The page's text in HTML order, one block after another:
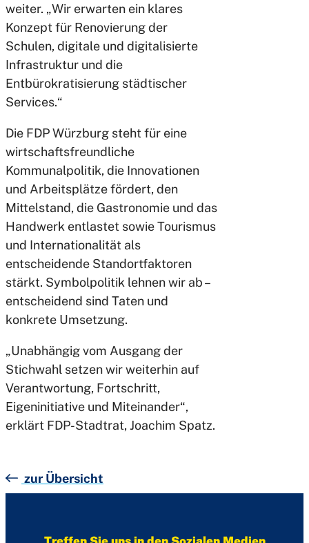
weiter. „Wir erwarten ein klares
Konzept für Renovierung der
Schulen, digitale und digitalisierte
Infrastruktur und die
Entbürokratisierung städtischer
Services.“
Die FDP Würzburg steht für eine
wirtschaftsfreundliche
Kommunalpolitik, die Innovationen
und Arbeitsplätze fördert, den
Mittelstand, die Gastronomie und das
Handwerk entlastet sowie Tourismus
und Internationalität als
entscheidende Standortfaktoren
stärkt. Symbolpolitik lehnen wir ab –
entscheidend sind Taten und
konkrete Umsetzung.
„Unabhängig vom Ausgang der
Stichwahl setzen wir weiterhin auf
Verantwortung, Fortschritt,
Eigeninitiative und Miteinander“,
erklärt FDP-Stadtrat, Joachim Spatz.
zur Übersicht